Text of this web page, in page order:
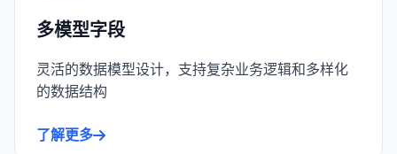
多模型字段
灵活的数据模型设计，支持复杂业务逻辑和多样化
的数据结构
了解更多